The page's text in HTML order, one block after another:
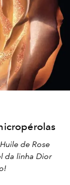
de Rose
da linha Dior